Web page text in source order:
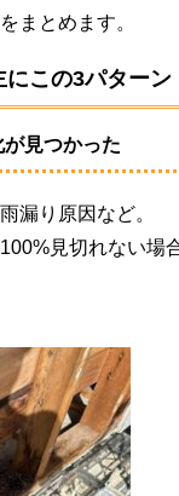
まとめます。
この3パターン
見つかった
漏り原因など。
見切れない場